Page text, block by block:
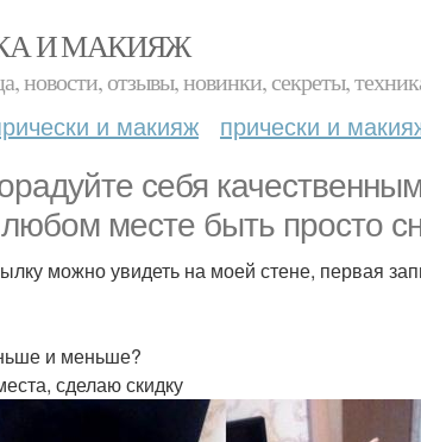
И МАКИЯЖ
новости, отзывы, новинки, секреты,
и макияж прически и
себя
месте быть просто
можно увидеть на моей стене, первая
и меньше?
сделаю скидку